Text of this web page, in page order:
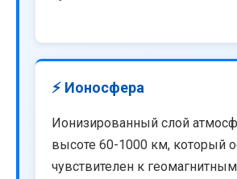
⚡ Ионосфера
Ионизированный слой
высоте 60-1000 км, который
чувствителен к геомагнитным